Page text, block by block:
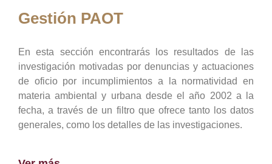
Gestión PAOT
En esta sección encontrarás los resultados de las
investigación motivadas por denuncias y actuaciones
de oficio por incumplimientos a la normatividad en
materia ambiental y urbana desde el año 2002 a la
fecha, a través de un filtro que ofrece tanto los datos
generales, como los detalles de las investigaciones.